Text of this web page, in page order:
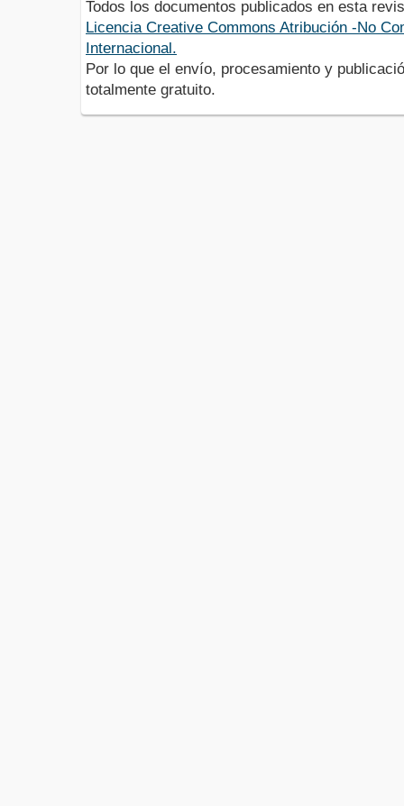
Todos los documentos publicados en esta
Licencia Creative Commons Atribución -No
Internacional.
Por lo que el envío, procesamiento y
totalmente gratuito.